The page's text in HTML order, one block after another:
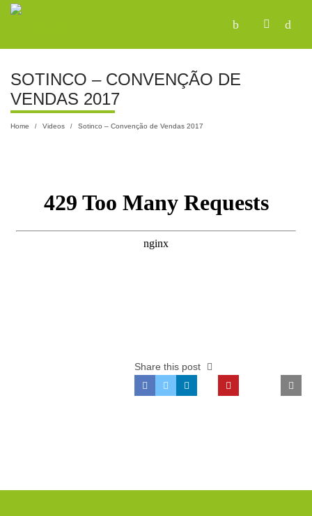
SOTINCO – CONVENÇÃO DE
VENDAS 2017
Home / Videos / Sotinco – Convenção de Vendas 2017
Share this post